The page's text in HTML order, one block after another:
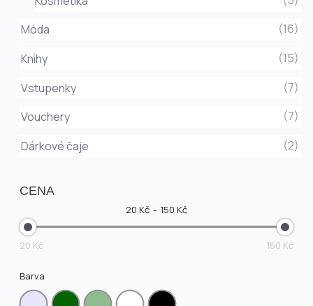
Móda
(16)
Knihy
(15)
Vstupenky
(7)
Vouchery
(7)
Dárkové čaje
(2)
CENA
20 Kč 150 Kč
20 Kč 150 Kč
Barva